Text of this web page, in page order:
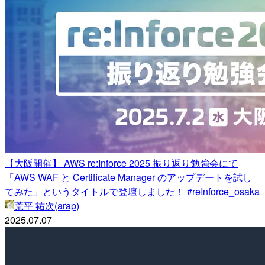
【大阪開催】 AWS re:Inforce 2025 振り返り勉強会にて
「AWS WAF と Certificate Manager のアップデートを試し
てみた」というタイトルで登壇しました！ #reInforce_osaka
荒平 祐次(arap)
2025.07.07